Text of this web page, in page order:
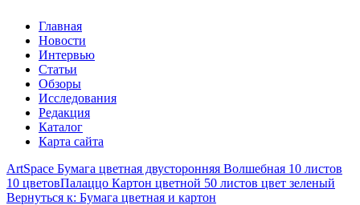
Главная
Новости
Интервью
Статьи
Обзоры
Исследования
Редакция
Каталог
Карта сайта
ArtSpace Бумага цветная двусторонняя Волшебная 10 листов
10 цветовПалаццо Картон цветной 50 листов цвет зеленый
Вернуться к: Бумага цветная и картон